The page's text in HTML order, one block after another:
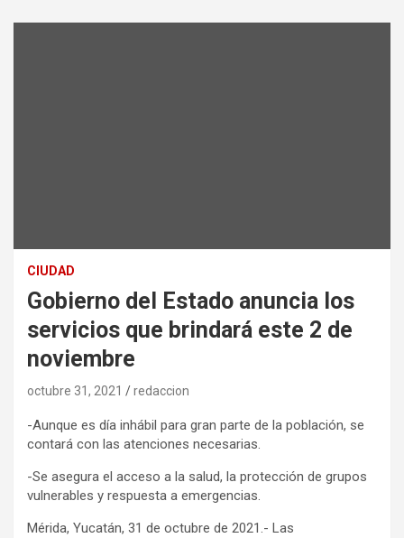
CIUDAD
Gobierno del Estado anuncia los
servicios que brindará este 2 de
noviembre
octubre 31, 2021 redaccion
-Aunque es día inhábil para gran parte de la población, se
contará con las atenciones necesarias.
-Se asegura el acceso a la salud, la protección de grupos
vulnerables y respuesta a emergencias.
Mérida, Yucatán, 31 de octubre de 2021.- Las